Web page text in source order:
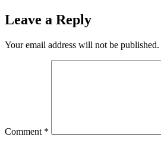
Leave a Reply
Your email address will not be published.
Comment *